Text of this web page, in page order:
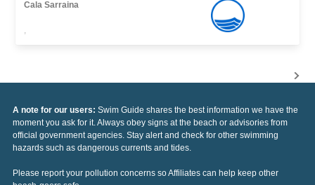
Cala Sarraina
,
A note for our users: Swim Guide shares the best information we have the
moment you ask for it. Always obey signs at the beach or advisories from
official government agencies. Stay alert and check for other swimming
hazards such as dangerous currents and tides.
Please report your pollution concerns so Affiliates can help keep other